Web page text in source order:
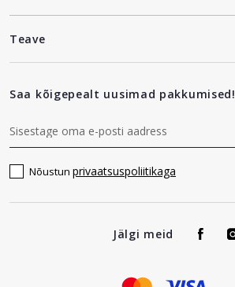
Teave
Saa kõigepealt uusimad pakkumised!
Nõustun privaatsuspoliitikaga
Jälgi meid